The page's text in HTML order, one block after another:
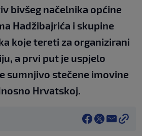
bivšeg načelnika općine
Hadžibajrića i skupine
koje tereti za organizirani
a prvi put je uspjelo
sumnjivo stečene imovine
Hrvatskoj.